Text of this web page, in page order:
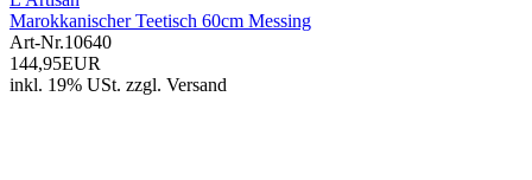
Marokkanischer Teetisch 60cm Messing
Art-Nr.10640
144,95EUR
inkl. 19% USt. zzgl. Versand